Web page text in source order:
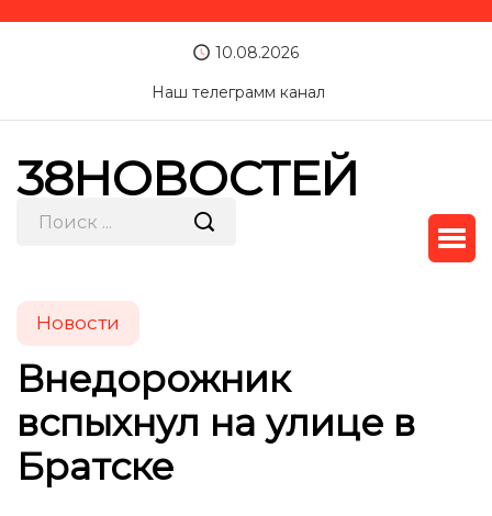
10.08.2026
Наш телеграмм канал
38НОВОСТЕЙ
Новости
Внедорожник
вспыхнул на улице в
Братске